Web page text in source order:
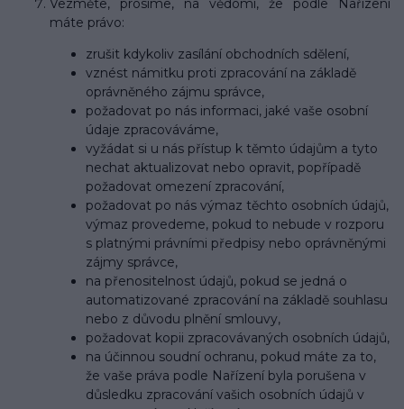
Vezměte, prosíme, na vědomí, že podle Nařízení
máte právo:
zrušit kdykoliv zasílání obchodních sdělení,
vznést námitku proti zpracování na základě
oprávněného zájmu správce,
požadovat po nás informaci, jaké vaše osobní
údaje zpracováváme,
vyžádat si u nás přístup k těmto údajům a tyto
nechat aktualizovat nebo opravit, popřípadě
požadovat omezení zpracování,
požadovat po nás výmaz těchto osobních údajů,
výmaz provedeme, pokud to nebude v rozporu
s platnými právními předpisy nebo oprávněnými
zájmy správce,
na přenositelnost údajů, pokud se jedná o
automatizované zpracování na základě souhlasu
nebo z důvodu plnění smlouvy,
požadovat kopii zpracovávaných osobních údajů,
na účinnou soudní ochranu, pokud máte za to,
že vaše práva podle Nařízení byla porušena v
důsledku zpracování vašich osobních údajů v